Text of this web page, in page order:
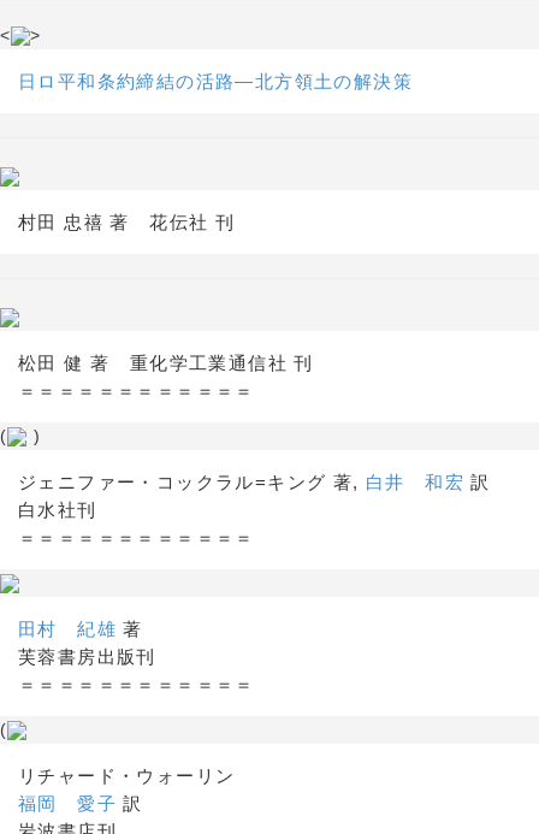
< >
日ロ平和条約締結の活路―北方領土の解決策
村田 忠禧 著 花伝社 刊
松田 健 著 重化学工業通信社 刊
＝＝＝＝＝＝＝＝＝＝＝＝
( )
ジェニファー・コックラル=キング 著, 白井 和宏 訳
白水社刊
＝＝＝＝＝＝＝＝＝＝＝＝
田村 紀雄 著
芙蓉書房出版刊
＝＝＝＝＝＝＝＝＝＝＝＝
(
リチャード・ウォーリン
福岡 愛子 訳